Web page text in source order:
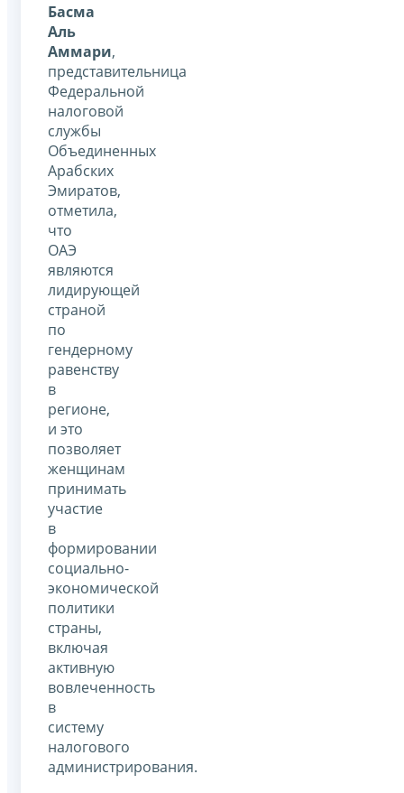
Басма
Аль
Аммари,
представительница
Федеральной
налоговой
службы
Объединенных
Арабских
Эмиратов,
отметила,
что
ОАЭ
являются
лидирующей
страной
по
гендерному
равенству
в
регионе,
и это
позволяет
женщинам
принимать
участие
в
формировании
социально-
экономической
политики
страны,
включая
активную
вовлеченность
в
систему
налогового
администрирования.